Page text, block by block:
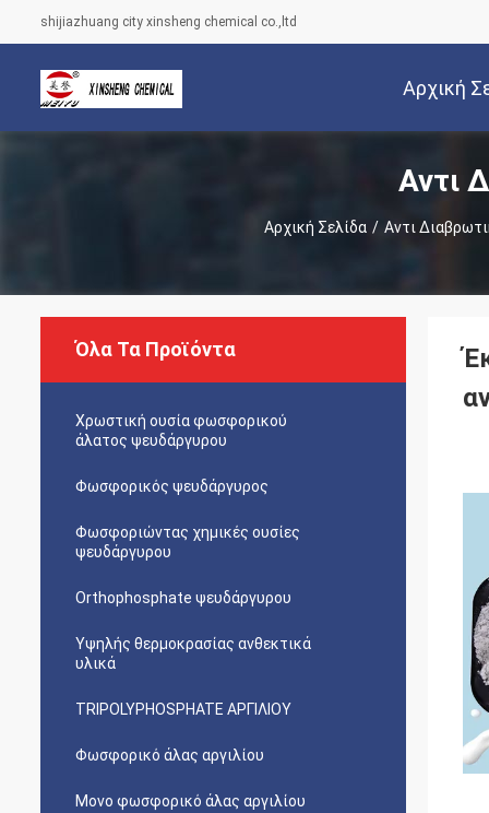
shijiazhuang city xinsheng chemical co.,ltd
Αρχική
Αντι
Αρχική Σελίδα / Αντι
Όλα Τα Προϊόντα
Χρωστική ουσία φωσφορικού
άλατος ψευδάργυρου
Φωσφορικός ψευδάργυρος
Φωσφοριώντας χημικές ουσίες
ψευδάργυρου
Orthophosphate ψευδάργυρου
Υψηλής θερμοκρασίας ανθεκτικά
υλικά
TRIPOLYPHOSPHATE ΑΡΓΙΛΙΟΥ
Φωσφορικό άλας αργιλίου
Μονο φωσφορικό άλας αργιλίου